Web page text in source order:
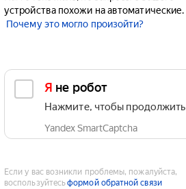
устройства похожи на автоматические.
Почему это могло произойти?
Я не робот
Нажмите, чтобы продолжить
Yandex SmartCaptcha
Если у вас возникли проблемы, пожалуйста,
воспользуйтесьформой обратной связи